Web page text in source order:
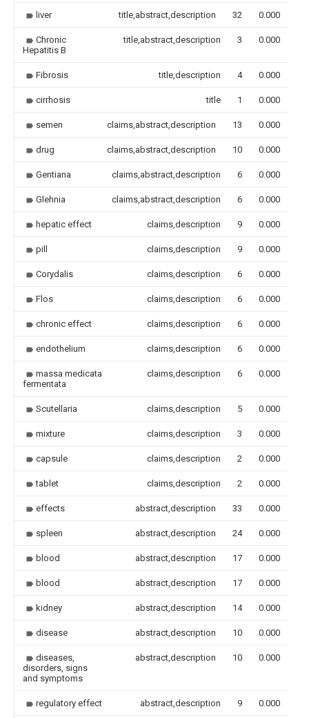
liver title,abstract,description 32 0.000
Chronic
Hepatitis B
title,abstract,description 3 0.000
Fibrosis title,description 4 0.000
cirrhosis title 1 0.000
semen claims,abstract,description 13 0.000
drug claims,abstract,description 10 0.000
Gentiana claims,abstract,description 6 0.000
Glehnia claims,abstract,description 6 0.000
hepatic effect claims,description 9 0.000
pill claims,description 9 0.000
Corydalis claims,description 6 0.000
Flos claims,description 6 0.000
chronic effect claims,description 6 0.000
endothelium claims,description 6 0.000
massa medicata
fermentata
claims,description 6 0.000
Scutellaria claims,description 5 0.000
mixture claims,description 3 0.000
capsule claims,description 2 0.000
tablet claims,description 2 0.000
effects abstract,description 33 0.000
spleen abstract,description 24 0.000
blood abstract,description 17 0.000
blood abstract,description 17 0.000
kidney abstract,description 14 0.000
disease abstract,description 10 0.000
diseases,
disorders, signs
and symptoms
abstract,description 10 0.000
regulatory effect abstract,description 9 0.000